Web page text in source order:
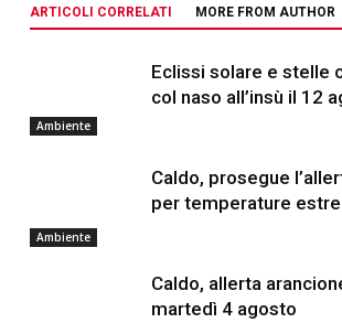
ARTICOLI CORRELATI MORE FROM AUTHOR
Ambiente
Eclissi solare e stelle
col naso all’insù il 12
Ambiente
Caldo, prosegue
per temperature
Caldo, allerta
martedì 4 agosto